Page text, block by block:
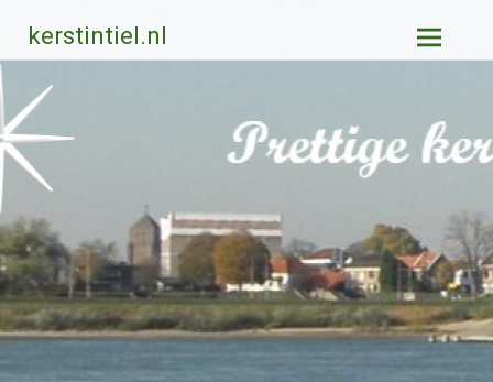
naar
de
inhoud
kerstintiel.nl